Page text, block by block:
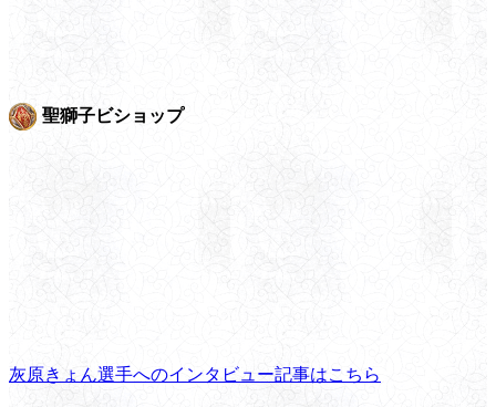
聖獅子ビショップ
灰原きょん選手へのインタビュー記事はこちら